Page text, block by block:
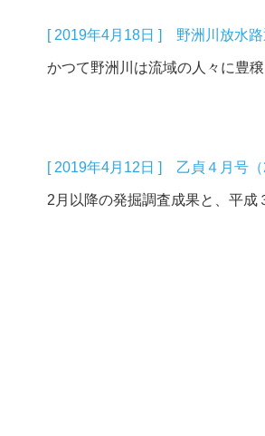
[ 2019年4月18日 ] 野洲川放水路
かつて野洲川は流域の人々に豊
[ 2019年4月12日 ] 乙貞４月号（
2月以降の発掘調査成果と、平